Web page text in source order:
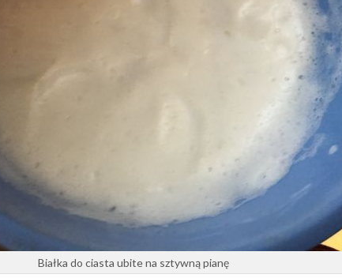
Białka do ciasta ubite na sztywną pianę